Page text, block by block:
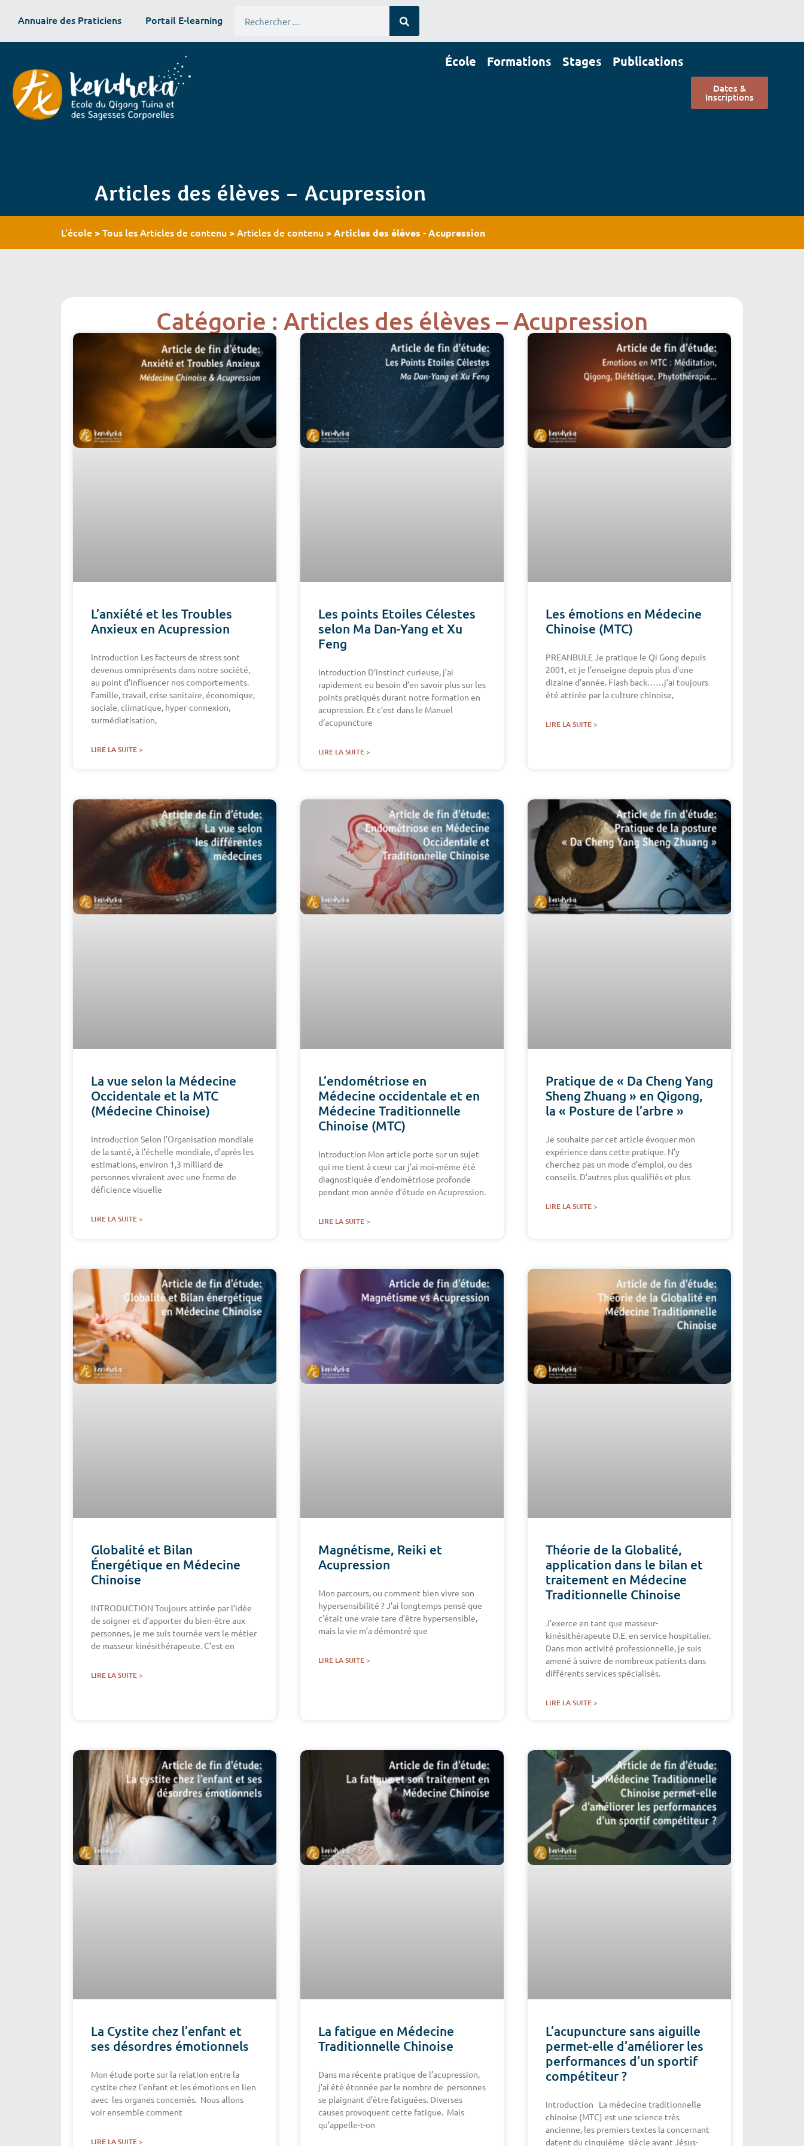
Annuaire des Praticiens Portail E-learning
École Formations Stages Publications
Dates &
Inscriptions
Articles des élèves – Acupression
L'école >Tous les Articles de contenu >Articles de contenu >Articles des élèves - Acupression
Catégorie : Articles des élèves – Acupression
L’anxiété et les Troubles
Anxieux en Acupression
Introduction Les facteurs de stress sont
devenus omniprésents dans notre société,
au point d’influencer nos comportements.
Famille, travail, crise sanitaire, économique,
sociale, climatique, hyper-connexion,
surmédiatisation,
LIRE LA SUITE >
Les points Etoiles Célestes
selon Ma Dan-Yang et Xu
Feng
Introduction D’instinct curieuse, j’ai
rapidement eu besoin d’en savoir plus sur les
points pratiqués durant notre formation en
acupression. Et c’est dans le Manuel
d’acupuncture
LIRE LA SUITE >
Les émotions en Médecine
Chinoise (MTC)
PREANBULE Je pratique le Qi Gong depuis
2001, et je l’enseigne depuis plus d’une
dizaine d’année. Flash back……j’ai toujours
été attirée par la culture chinoise,
LIRE LA SUITE >
La vue selon la Médecine
Occidentale et la MTC
(Médecine Chinoise)
Introduction Selon l’Organisation mondiale
de la santé, à l’échelle mondiale, d’après les
estimations, environ 1,3 milliard de
personnes vivraient avec une forme de
déficience visuelle
LIRE LA SUITE >
L’endométriose en
Médecine occidentale et en
Médecine Traditionnelle
Chinoise (MTC)
Introduction Mon article porte sur un sujet
qui me tient à cœur car j’ai moi-même été
diagnostiquée d’endométriose profonde
pendant mon année d’étude en Acupression.
LIRE LA SUITE >
Pratique de « Da Cheng Yang
Sheng Zhuang » en Qigong,
la « Posture de l’arbre »
Je souhaite par cet article évoquer mon
expérience dans cette pratique. N’y
cherchez pas un mode d’emploi, ou des
conseils. D’autres plus qualifiés et plus
LIRE LA SUITE >
Globalité et Bilan
Énergétique en Médecine
Chinoise
INTRODUCTION Toujours attirée par l’idée
de soigner et d’apporter du bien-être aux
personnes, je me suis tournée vers le métier
de masseur kinésithérapeute. C’est en
LIRE LA SUITE >
Magnétisme, Reiki et
Acupression
Mon parcours, ou comment bien vivre son
hypersensibilité ? J’ai longtemps pensé que
c’était une vraie tare d’être hypersensible,
mais la vie m’a démontré que
LIRE LA SUITE >
Théorie de la Globalité,
application dans le bilan et
traitement en Médecine
Traditionnelle Chinoise
J’exerce en tant que masseur-
kinésithérapeute D.E. en service hospitalier.
Dans mon activité professionnelle, je suis
amené à suivre de nombreux patients dans
différents services spécialisés.
LIRE LA SUITE >
La Cystite chez l’enfant et
ses désordres émotionnels
Mon étude porte sur la relation entre la
cystite chez l’enfant et les émotions en lien
avec les organes concernés. Nous allons
voir ensemble comment
LIRE LA SUITE >
La fatigue en Médecine
Traditionnelle Chinoise
Dans ma récente pratique de l’acupression,
j’ai été étonnée par le nombre de personnes
se plaignant d’être fatiguées. Diverses
causes provoquent cette fatigue. Mais
qu’appelle-t-on
L’acupuncture sans aiguille
permet-elle d’améliorer les
performances d’un sportif
compétiteur ?
Introduction La médecine traditionnelle
chinoise (MTC) est une science très
ancienne, les premiers textes la concernant
datent du cinquième siècle avant Jésus-